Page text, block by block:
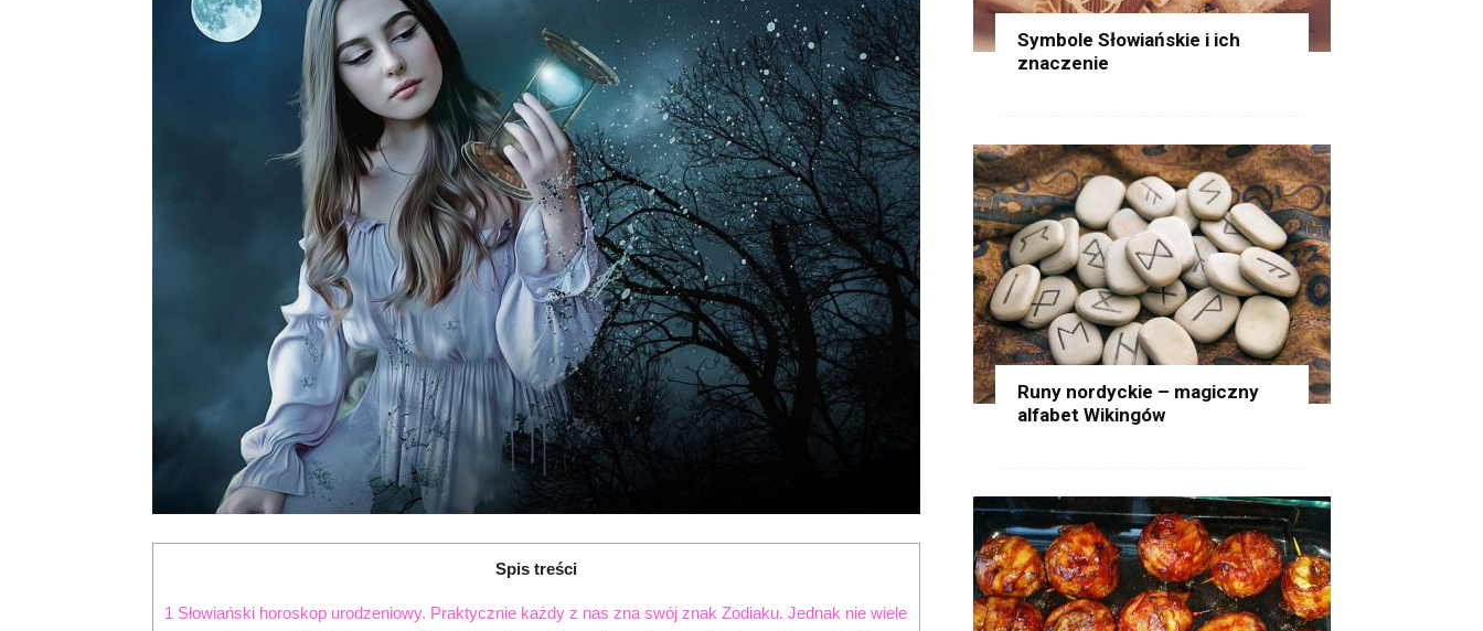
Spis treści
1 Słowiański horoskop urodzeniowy. Praktycznie każdy z nas zna swój znak Zodiaku. Jednak nie wiele
Symbole Słowiańskie i ich
znaczenie
Runy nordyckie – magiczny
alfabet Wikingów